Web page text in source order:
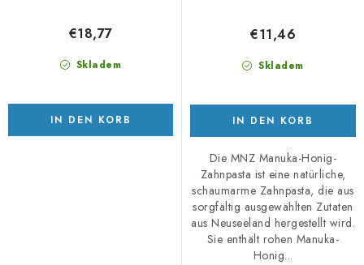
Skladem
€18,77
IN DEN KORB
Skladem
€11,46
IN DEN KORB
Die MNZ Manuka-Honig-
Zahnpasta ist eine natürliche,
schaumarme Zahnpasta, die aus
sorgfältig ausgewählten Zutaten
aus Neuseeland hergestellt wird.
Sie enthält rohen Manuka-
Honig...